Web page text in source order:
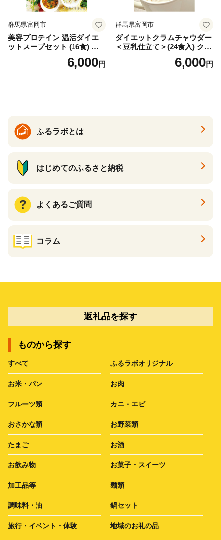
群馬県富岡市
美容プロテイン 温活ダイエ
ットスープセット (16食) 小
分け スープ 食べ比べ セット
詰合せ クラムチャウダー チ
6,000円
群馬県富岡市
ダイエットクラムチャウダー
＜豆乳仕立て＞(24食入) クラ
ムチャウダー 豆乳 ダイエッ
ト スープ プロテイン たんぱ
6,000円
ふるラボとは
はじめてのふるさと納税
よくあるご質問
コラム
返礼品を探す
ものから探す
すべて ふるラボオリジナル
お米・パン お肉
フルーツ類 カニ・エビ
おさかな類 お野菜類
たまご お酒
お飲み物 お菓子・スイーツ
加工品等 麺類
調味料・油 鍋セット
旅行・イベント・体験 地域のお礼の品